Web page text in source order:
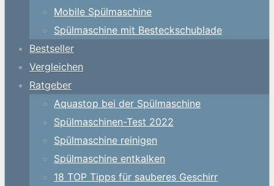
Mobile Spülmaschine
Spülmaschine mit Besteckschublade
Bestseller
Vergleichen
Ratgeber
Aquastop bei der Spülmaschine
Spülmaschinen-Test 2022
Spülmaschine reinigen
Spülmaschine entkalken
18 TOP Tipps für sauberes Geschirr